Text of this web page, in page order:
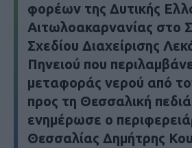
φορέων της Δυτικής
Αιτωλοακαρνανίας στο
Σχεδίου Διαχείρισης
Πηνειού που
μεταφοράς νερού από
προς τη Θεσσαλική
ενημέρωσε ο
Θεσσαλίας Δημήτρης